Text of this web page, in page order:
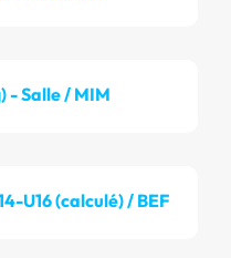
- Salle / MIM
U16 (calculé) / BEF